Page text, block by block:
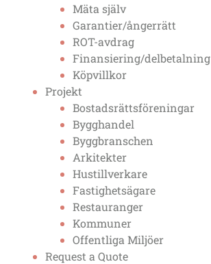
Mäta själv
Garantier/ångerrätt
ROT-avdrag
Finansiering/delbetalning
Köpvillkor
Projekt
Bostadsrättsföreningar
Bygghandel
Byggbranschen
Arkitekter
Hustillverkare
Fastighetsägare
Restauranger
Kommuner
Offentliga Miljöer
Request a Quote